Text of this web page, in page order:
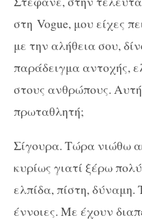
στη Vogue, μου είχες
με την αλήθεια σου,
παράδειγμα αντοχής,
στους ανθρώπους.
πρωταθλητή;
Σίγουρα. Τώρα νιώθω
κυρίως γιατί ξέρω
ελπίδα, πίστη, δύναμη.
έννοιες. Με έχουν